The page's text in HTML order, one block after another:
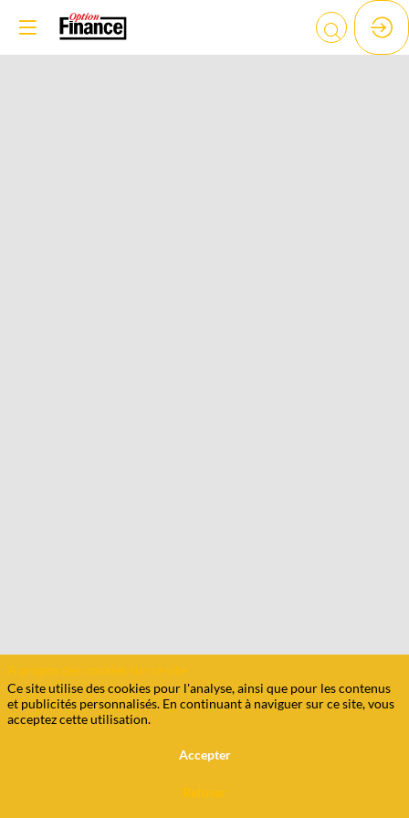
A propos des cookies sur ce site
Ce site utilise des cookies pour l'analyse, ainsi que pour les contenus
et publicités personnalisés. En continuant à naviguer sur ce site, vous
acceptez cette utilisation.
Accepter
Refuser